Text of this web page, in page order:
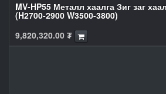
MV-HP55 Металл хаалга Зиг заг
(H2700-2900 W3500-3800)
9,820,320.00 ₮